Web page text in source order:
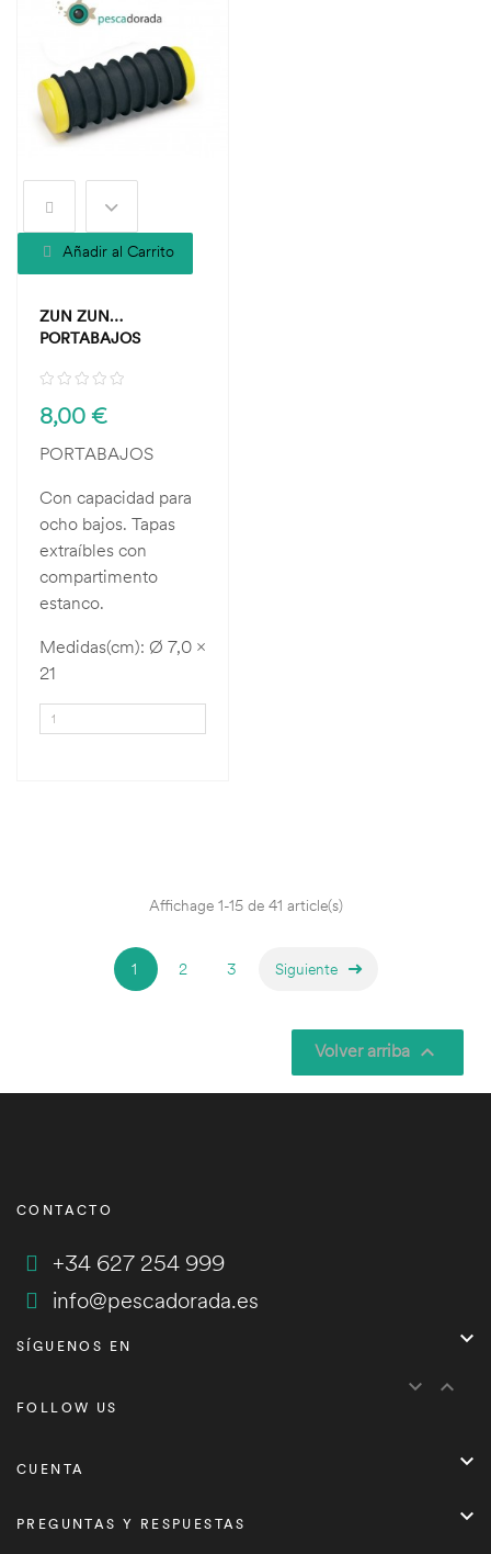
Añadir al Carrito
ZUN ZUN
PORTABAJOS
8,00 €
PORTABAJOS
Con capacidad para
ocho bajos. Tapas
extraíbles con
compartimento
estanco.
Medidas(cm): Ø 7,0 x
21
Affichage 1-15 de 41 article(s)
1 2 3 Siguiente
Volver arriba 
CONTACTO
+34 627 254 999
info@pescadorada.es
SÍGUENOS EN 
FOLLOW US
 
CUENTA 
PREGUNTAS Y RESPUESTAS 